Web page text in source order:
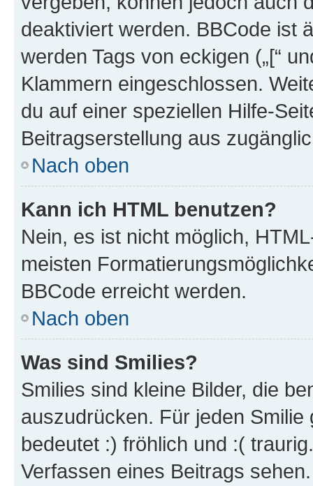
deaktiviert werden. BBCode ist
werden Tags von eckigen („[“
Klammern eingeschlossen.
du auf einer speziellen Hilfe-
Beitragserstellung aus
Nach oben
Kann ich HTML benutzen?
Nein, es ist nicht möglich,
meisten
BBCode erreicht werden.
Nach oben
Was sind Smilies?
Smilies sind kleine Bilder, die
auszudrücken. Für jeden
bedeutet :) fröhlich und :(
Verfassen eines Beitrags